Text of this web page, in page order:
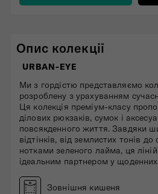
Опис колекції
URBAN-EYE
Ми з гордістю представляємо
розроблену з урахуванням
Ця колекція преміум-класу
ділових рюкзаків, сумок і
повсякденного життя. Завдяки
відтінків, від землистих тонів до
нотками зеленого лайма, ця
ідеальним партнером у щоденних
Зовнішня кишеня